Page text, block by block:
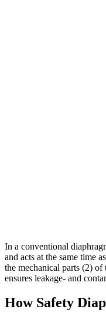
In a conventional
and acts at the same time
the mechanical parts (2) of
ensures leakage- and
How Safety